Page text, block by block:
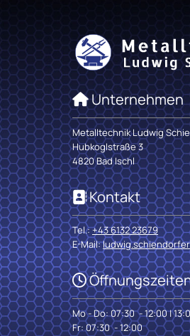
Unternehmen
Metalltechnik Ludwig
Hubkoglstraße 3
4820 Bad Ischl
Kontakt
Tel.:+43 6132 23679
E-Mail:

Mo - Do: 07:30 - 12:00 |
Fr: 07:30 - 12:00